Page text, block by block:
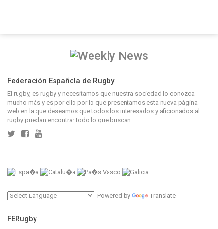
Federación Española de Rugby
El rugby, es rugby y necesitamos que nuestra sociedad lo conozca
mucho más y es por ello por lo que presentamos esta nueva página
web en la que deseamos que todos los interesados y aficionados al
rugby puedan encontrar todo lo que buscan.
Powered by Translate
FERugby